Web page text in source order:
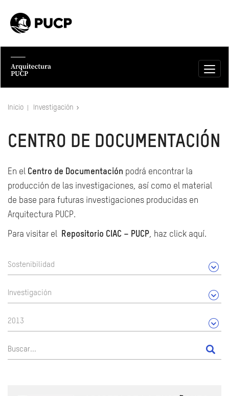
Inicio Investigación
CENTRO DE DOCUMENTACIÓN
En el Centro de Documentación podrá encontrar la
producción de las investigaciones, así como el material
de base para futuras investigaciones producidas en
Arquitectura PUCP.
Para visitar el Repositorio CIAC – PUCP, haz click aquí.
Sostenibilidad
Investigación
2013